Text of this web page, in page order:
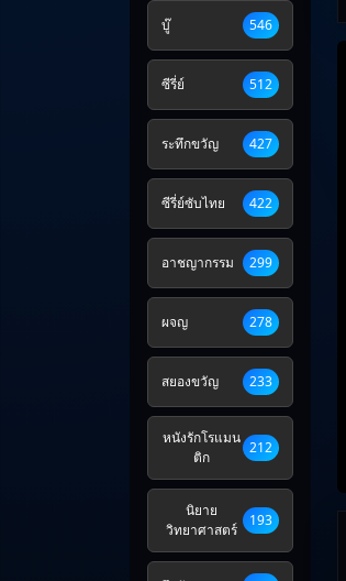
บู๊ 546
ซีรี่ย์ 512
ระทึกขวัญ 427
ซีรี่ย์ซับไทย 422
อาชญากรรม 299
ผจญ 278
สยองขวัญ 233
หนังรักโรแมน
ติก
212
นิยาย
วิทยาศาสตร์
193